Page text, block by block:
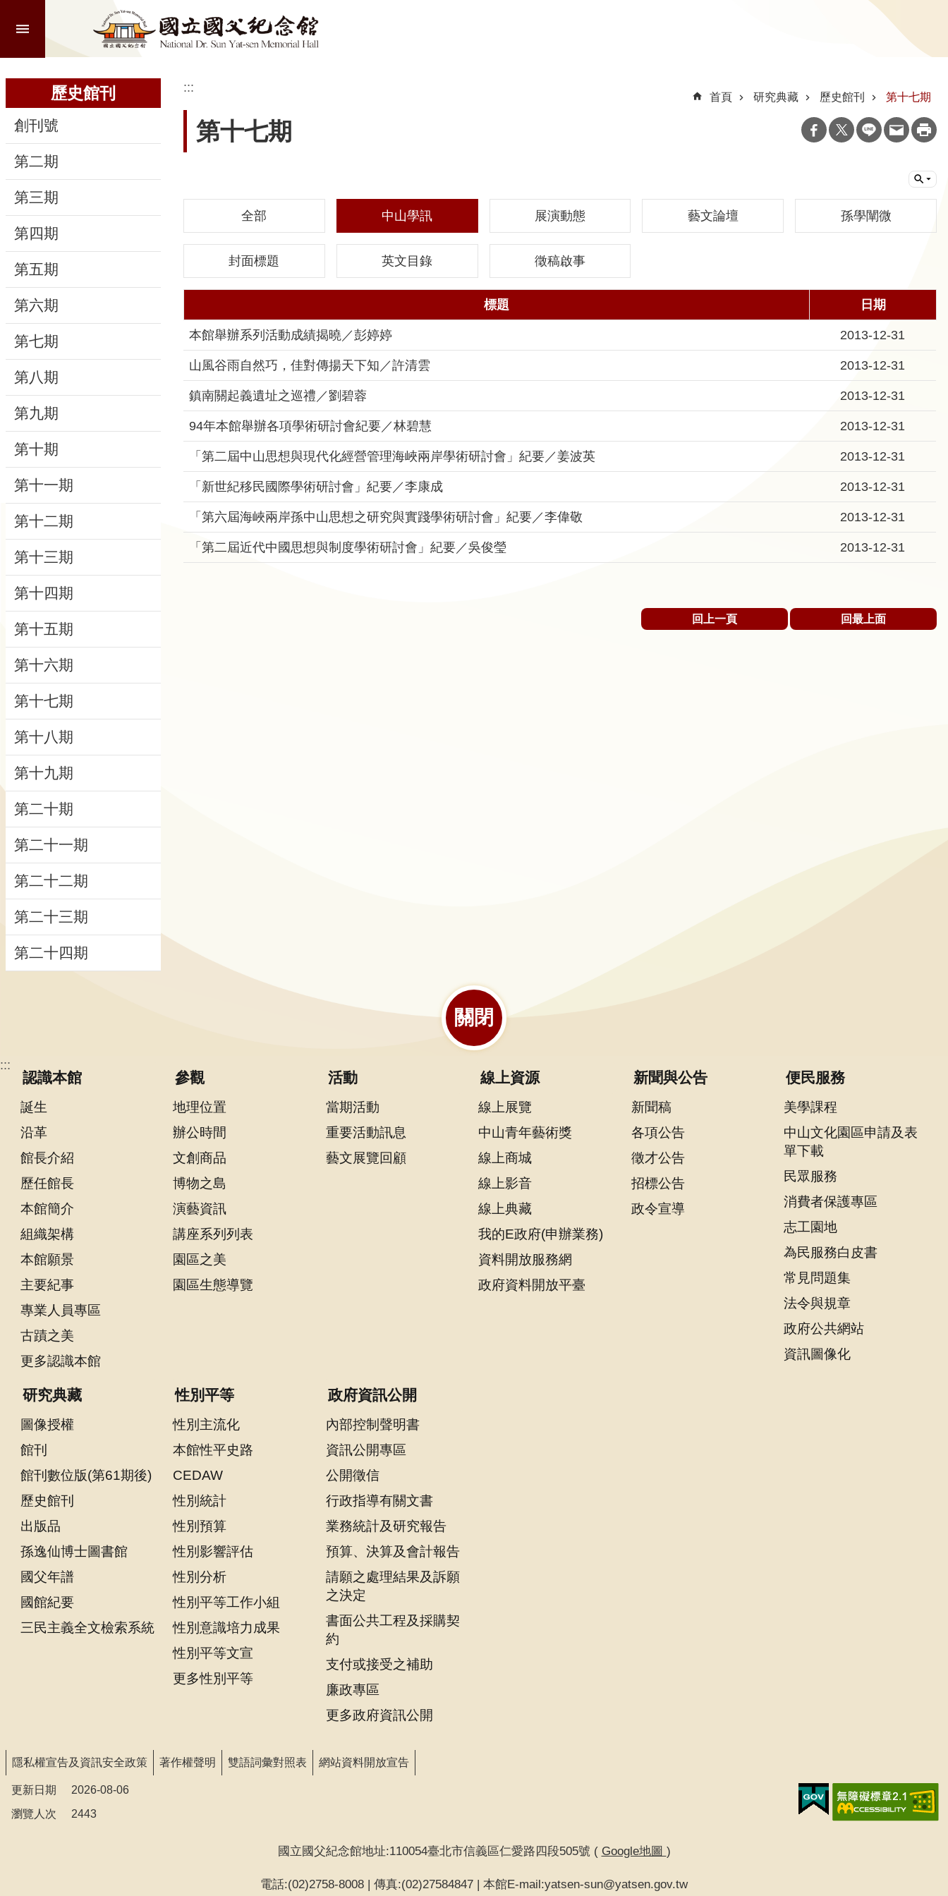
階
尋
認
識
本
館
參
觀
活
動
線
上
資
源
新
與
告
便
民
務
研
究
典
藏
性
別
平
等
政
府
資
訊
公
開
及
訊
安
全
策
著
作
權
明
語
詞
對
表
站
資
料
開
放
宣
回
見
信
歷史館刊
創刊號
第二期
第三期
第四期
第五期
第六期
第七期
第八期
第九期
第十期
第十一期
第十二期
第十三期
第十四期
第十五期
第十六期
第十七期
第十八期
第十九期
第二十期
第二十一期
第二十二期
第二十三期
第二十四期
:::
首頁 研究典藏 歷史館刊 第十七期
第十七期
全部 中山學訊 展演動態 藝文論壇 孫學闡微
封面標題 英文目錄 徵稿啟事
標題 日期
本館舉辦系列活動成績揭曉／彭婷婷 2013-12-31
山風谷雨自然巧，佳對傳揚天下知／許清雲 2013-12-31
鎮南關起義遺址之巡禮／劉碧蓉 2013-12-31
94年本館舉辦各項學術研討會紀要／林碧慧 2013-12-31
「第二屆中山思想與現代化經營管理海峽兩岸學術研討會」紀要／姜波英 2013-12-31
「新世紀移民國際學術研討會」紀要／李康成 2013-12-31
「第六屆海峽兩岸孫中山思想之研究與實踐學術研討會」紀要／李偉敬 2013-12-31
「第二屆近代中國思想與制度學術研討會」紀要／吳俊瑩 2013-12-31
回上一頁 回最上面
關閉
:::
認識本館
誕生
沿革
館長介紹
歷任館長
本館簡介
組織架構
本館願景
主要紀事
專業人員專區
古蹟之美
更多認識本館
參觀
地理位置
辦公時間
文創商品
博物之島
演藝資訊
講座系列列表
園區之美
園區生態導覽
活動
當期活動
重要活動訊息
藝文展覽回顧
線上資源
線上展覽
中山青年藝術獎
線上商城
線上影音
線上典藏
我的E政府(申辦業務)
資料開放服務網
政府資料開放平臺
新聞與公告
新聞稿
各項公告
徵才公告
招標公告
政令宣導
便民服務
美學課程
中山文化園區申請及表
單下載
民眾服務
消費者保護專區
志工園地
為民服務白皮書
常見問題集
法令與規章
政府公共網站
資訊圖像化
研究典藏
圖像授權
館刊
館刊數位版(第61期後)
歷史館刊
出版品
孫逸仙博士圖書館
國父年譜
國館紀要
三民主義全文檢索系統
性別平等
性別主流化
本館性平史路
CEDAW
性別統計
性別預算
性別影響評估
性別分析
性別平等工作小組
性別意識培力成果
性別平等文宣
更多性別平等
政府資訊公開
內部控制聲明書
資訊公開專區
公開徵信
行政指導有關文書
業務統計及研究報告
預算、決算及會計報告
請願之處理結果及訴願
之決定
書面公共工程及採購契
約
支付或接受之補助
廉政專區
更多政府資訊公開
隱私權宣告及資訊安全政策 著作權聲明 雙語詞彙對照表 網站資料開放宣告
更新日期
2026-08-06
瀏覽人次
2443
國立國父紀念館地址:110054臺北市信義區仁愛路四段505號 ( Google地圖 )
電話:(02)2758-8008 | 傳真:(02)27584847 | 本館E-mail:yatsen-sun@yatsen.gov.tw